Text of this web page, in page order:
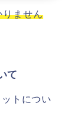
ません
て
トについ